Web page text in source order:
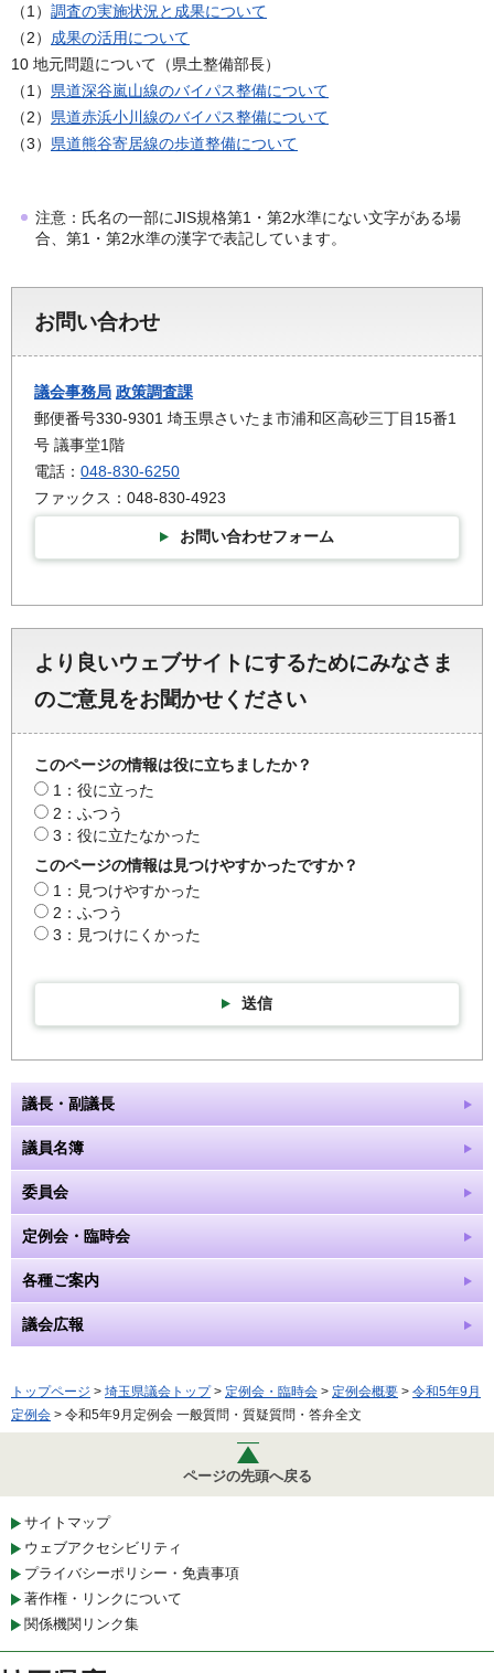
（1） 調査の実施状況と成果について
（2） 成果の活用について
10 地元問題について（県土整備部長）
（1） 県道深谷嵐山線のバイパス整備について
（2） 県道赤浜小川線のバイパス整備について
（3） 県道熊谷寄居線の歩道整備について
注意：氏名の一部にJIS規格第1・第2水準にない文字がある場
合、第1・第2水準の漢字で表記しています。
お問い合わせ
議会事務局 政策調査課
郵便番号330-9301 埼玉県さいたま市浦和区高砂三丁目15番1
号 議事堂1階
電話： 048-830-6250
ファックス：048-830-4923
お問い合わせフォーム
より良いウェブサイトにするためにみなさま
のご意見をお聞かせください
このページの情報は役に立ちましたか？
1：役に立った
2：ふつう
3：役に立たなかった
このページの情報は見つけやすかったですか？
1：見つけやすかった
2：ふつう
3：見つけにくかった
送信
議長・副議長
議員名簿
委員会
定例会・臨時会
各種ご案内
議会広報
トップページ > 埼玉県議会トップ> 定例会・臨時会 > 定例会概要 > 令和5年9月
定例会 > 令和5年9月定例会 一般質問・質疑質問・答弁全文
ページの先頭へ戻る
サイトマップ
ウェブアクセシビリティ
プライバシーポリシー・免責事項
著作権・リンクについて
関係機関リンク集